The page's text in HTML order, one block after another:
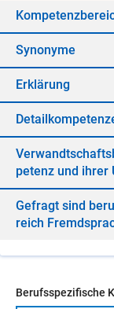
Syn­ony­me
Er­klä­rung
pe­tenz und ih­rer
Ge­fragt sind
reich
Berufsspezifische